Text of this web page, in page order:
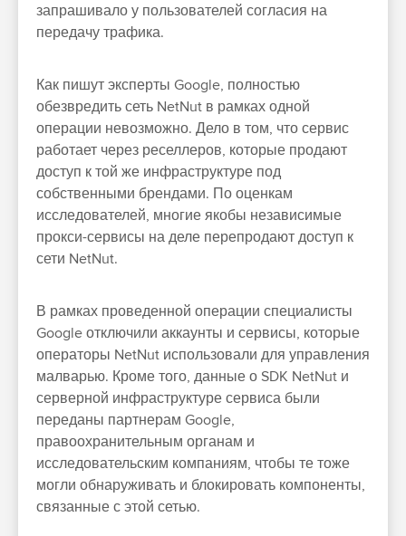
запрашивало у пользователей согласия на
передачу трафика.
Как пишут эксперты Google, полностью
обезвредить сеть NetNut в рамках одной
операции невозможно. Дело в том, что сервис
работает через реселлеров, которые продают
доступ к той же инфраструктуре под
собственными брендами. По оценкам
исследователей, многие якобы независимые
прокси-сервисы на деле перепродают доступ к
сети NetNut.
В рамках проведенной операции специалисты
Google отключили аккаунты и сервисы, которые
операторы NetNut использовали для управления
малварью. Кроме того, данные о SDK NetNut и
серверной инфраструктуре сервиса были
переданы партнерам Google,
правоохранительным органам и
исследовательским компаниям, чтобы те тоже
могли обнаруживать и блокировать компоненты,
связанные с этой сетью.